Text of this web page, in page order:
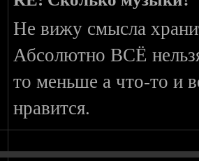
Не вижу смысла
Абсолютно ВСЁ
то меньше а что-то и
нравится.